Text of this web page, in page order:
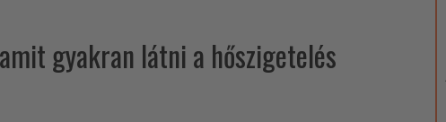
gyakran látni a hőszigetelés